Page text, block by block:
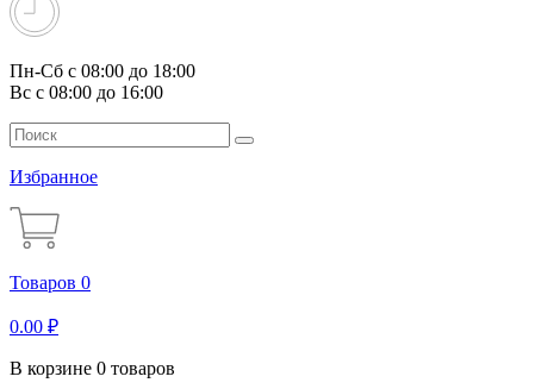
Пн-Сб с 08:00 до 18:00
Вс с 08:00 до 16:00
Избранное
Товаров 0
0.00 ₽
В корзине 0 товаров